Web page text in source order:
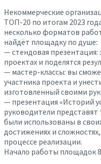
Некоммерческие
ТОП-20 по итогам 2023
несколько форматов
найдёт площадку по душе:
— стендовая презентация:
проектах и поделятся
— мастер-классы: вы
участника проекта и
изготовленный своими
— презентация «Историй
руководители
были использованы в
достижениях и
процессе реализации.
Начало работы площадок